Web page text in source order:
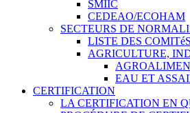
SMIIC
CEDEAO/ECOHAM
SECTEURS DE
LISTE DES
AGRICULTURE,
EAU ET
CERTIFICATION
LA CERTIFICATION EN